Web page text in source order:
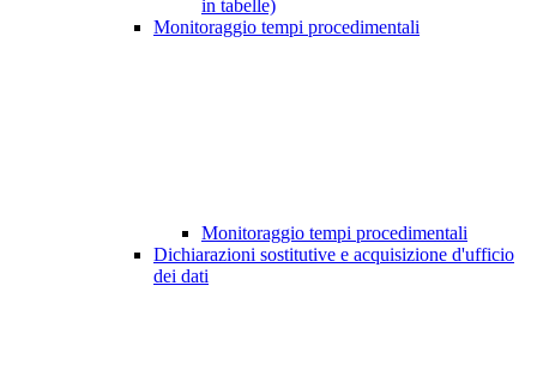
in tabelle)
Monitoraggio tempi procedimentali
Monitoraggio tempi procedimentali
Dichiarazioni sostitutive e acquisizione d'ufficio
dei dati